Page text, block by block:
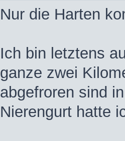
Nur die Harten
Ich bin letztens
ganze zwei
abgefroren sind
Nierengurt hatte